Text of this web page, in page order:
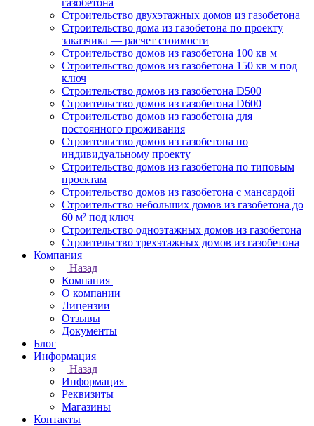
газобетона
Строительство двухэтажных домов из газобетона
Строительство дома из газобетона по проекту
заказчика — расчет стоимости
Строительство домов из газобетона 100 кв м
Строительство домов из газобетона 150 кв м под
ключ
Строительство домов из газобетона D500
Строительство домов из газобетона D600
Строительство домов из газобетона для
постоянного проживания
Строительство домов из газобетона по
индивидуальному проекту
Строительство домов из газобетона по типовым
проектам
Строительство домов из газобетона с мансардой
Строительство небольших домов из газобетона до
60 м² под ключ
Строительство одноэтажных домов из газобетона
Строительство трехэтажных домов из газобетона
Компания
Назад
Компания
О компании
Лицензии
Отзывы
Документы
Блог
Информация
Назад
Информация
Реквизиты
Магазины
Контакты